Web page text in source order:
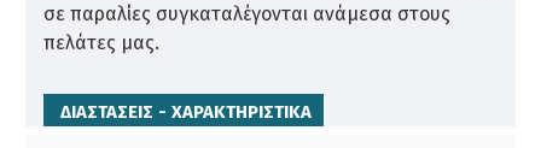
σε παραλίες συγκαταλέγονται ανάμεσα στους
πελάτες μας.
ΔΙΑΣΤΆΣΕΙΣ - ΧΑΡΑΚΤΗΡΙΣΤΙΚΆ